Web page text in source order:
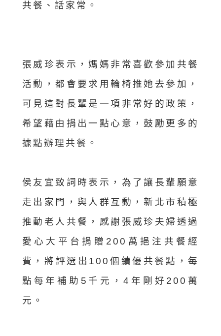
共餐、話家常。
張威珍表示，媽媽非常喜歡參加共餐
活動，都會要求用輪椅推她去參加，
可見這對長輩是一項非常好的政策，
希望藉由捐出一點心意，鼓勵更多的
據點辦理共餐。
侯友宜致詞時表示，為了讓長輩願意
走出家門，與人群互動，新北市積極
推動老人共餐，感謝張威珍夫婦透過
愛心大平台捐贈200萬挹注共餐經
費，將評選出100個績優共餐點，每
點每年補助5千元，4年剛好200萬
元。